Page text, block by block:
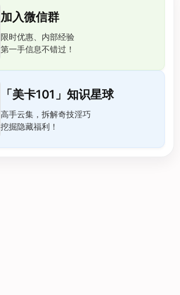
加入微信群
限时优惠、内部经验
第一手信息不错过！
「美卡101」知识星球
高手云集，拆解奇技淫巧
挖掘隐藏福利！